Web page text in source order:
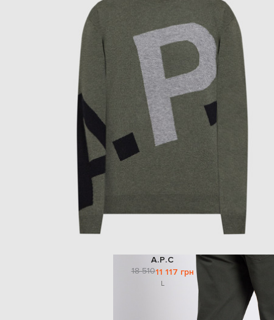
A.P.C
18 51011 117 грн
L